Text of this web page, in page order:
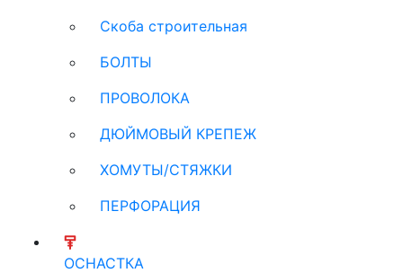
Скоба строительная
БОЛТЫ
ПРОВОЛОКА
ДЮЙМОВЫЙ КРЕПЕЖ
ХОМУТЫ/СТЯЖКИ
ПЕРФОРАЦИЯ
ОСНАСТКА